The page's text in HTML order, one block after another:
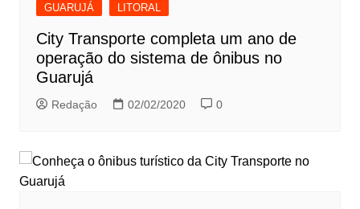
GUARUJÁ LITORAL
City Transporte completa um ano de
operação do sistema de ônibus no
Guarujá
Redação 02/02/2020 0